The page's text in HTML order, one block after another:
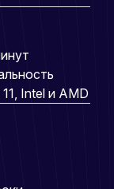
Intel и AMD